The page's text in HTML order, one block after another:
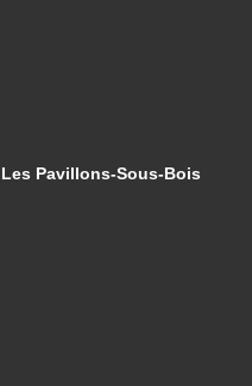
Pavillons-Sous-Bois